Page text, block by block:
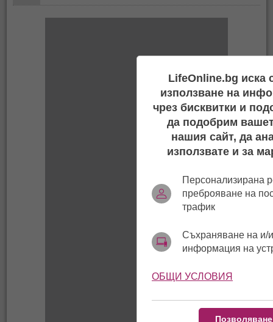
LifeOnline.bg иска
използване на
чрез бисквитки и
да подобрим
нашия сайт, да
използвате и за
Персонализирана
преброяване на
трафик
Съхраняване на и/
информация на
ОБЩИ УСЛОВИЯ